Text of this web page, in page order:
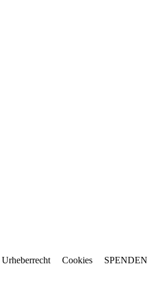
Urheberrecht Cookies SPENDEN